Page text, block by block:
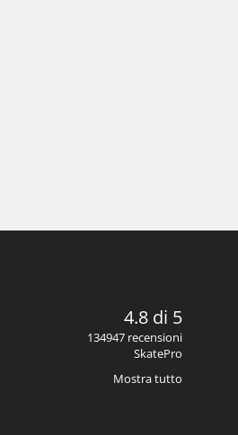
4.8 di 5
134947 recensioni
SkatePro
Mostra tutto